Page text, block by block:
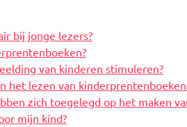
bij jonge lezers?
van kinderen stimuleren?
het lezen van
zich toegelegd op het maken
mijn kind?